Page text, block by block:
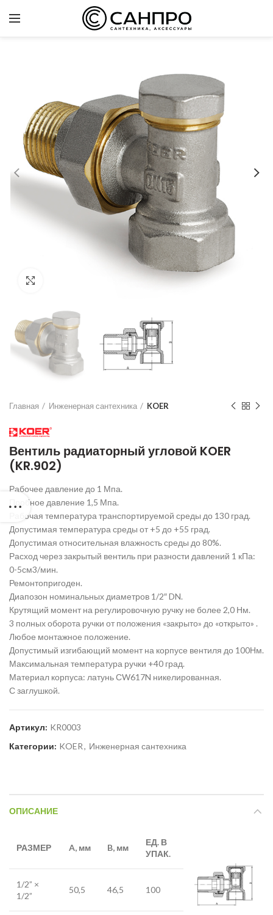
Главная Инженерная сантехника KOER
Вентиль радиаторный угловой KOER
(KR.902)
Рабочее давление до 1 Мпа.
Пробное давление 1,5 Мпа.
Рабочая температура транспортируемой среды до 130 град.
Допустимая температура среды от +5 до +55 град.
Допустимая относительная влажность среды до 80%.
Расход через закрытый вентиль при разности давлений 1 кПа:
0-5см3/мин.
Ремонтопригоден.
Диапозон номинальных диаметров 1/2″ DN.
Крутящий момент на регулировочную ручку не более 2,0 Нм.
3 полных оборота ручки от положения «закрыто» до «открыто» .
Любое монтажное положение.
Допустимый изгибающий момент на корпусе вентиля до 100Нм.
Максимальная температура ручки +40 град.
Материал корпуса: латунь СW617N никелированная.
С заглушкой.
Артикул: KR0003
Категории: KOER, Инженерная сантехника
ОПИСАНИЕ
РАЗМЕР A, мм B, мм
ЕД. В
УПАК.
1/2” ×
1/2”
50,5 46,5 100